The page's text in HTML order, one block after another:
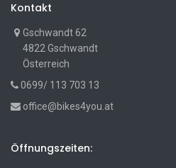
Kontakt
Gschwandt 62
4822 Gschwandt
Österreich
0699/ 113 703 13
office@bikes4you.at
Öffnungszeiten: